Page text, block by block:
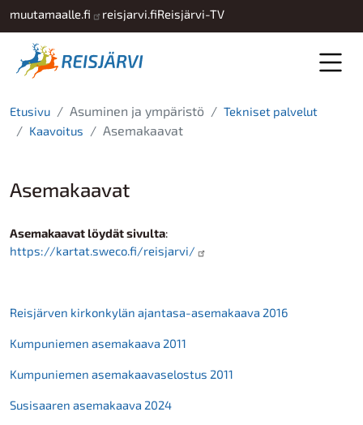
Hyppää pääsisältöön
muutamaalle.fi reisjarvi.fiReisjärvi-TV
Etusivu Asuminen ja ympäristö
Tekniset palvelut
Kaavoitus
Asemakaavat
Asemakaavat
Asemakaavat löydät sivulta:
https://kartat.sweco.fi/reisjarvi/
Reisjärven kirkonkylän ajantasa-asemakaava 2016
Kumpuniemen asemakaava 2011
Kumpuniemen asemakaavaselostus 2011
Susisaaren asemakaava 2024